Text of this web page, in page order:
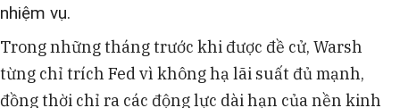
nhiệm vụ.
Trong những tháng trước khi được đề cử, Warsh
từng chỉ trích Fed vì không hạ lãi suất đủ mạnh,
đồng thời chỉ ra các động lực dài hạn của nền kinh